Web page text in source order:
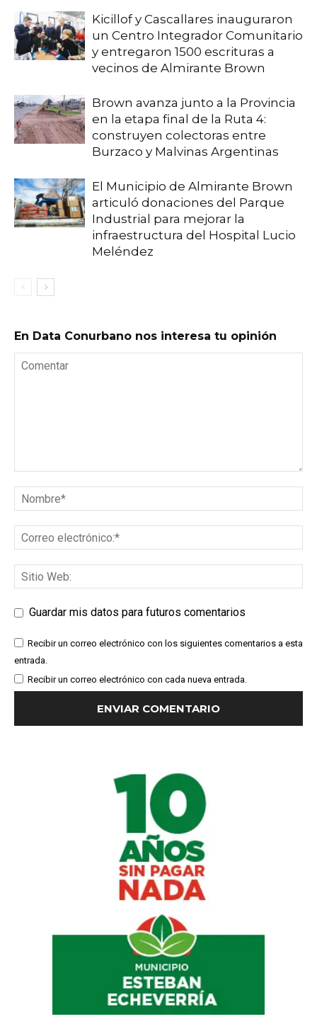
Kicillof y Cascallares inauguraron
un Centro Integrador Comunitario
y entregaron 1500 escrituras a
vecinos de Almirante Brown
Brown avanza junto a la Provincia
en la etapa final de la Ruta 4:
construyen colectoras entre
Burzaco y Malvinas Argentinas
El Municipio de Almirante Brown
articuló donaciones del Parque
Industrial para mejorar la
infraestructura del Hospital Lucio
Meléndez
En Data Conurbano nos interesa tu opinión
Guardar mis datos para futuros comentarios
Recibir un correo electrónico con los siguientes comentarios a esta
entrada.
Recibir un correo electrónico con cada nueva entrada.